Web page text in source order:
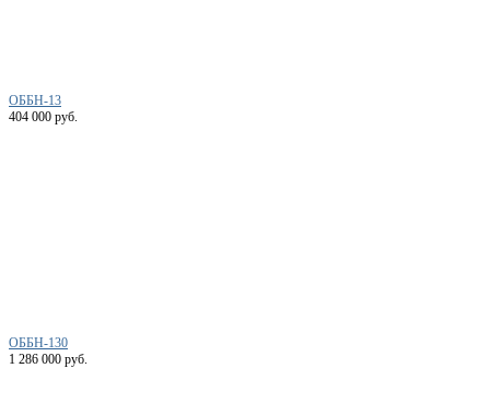
ОББН-13
404 000 руб.
ОББН-130
1 286 000 руб.